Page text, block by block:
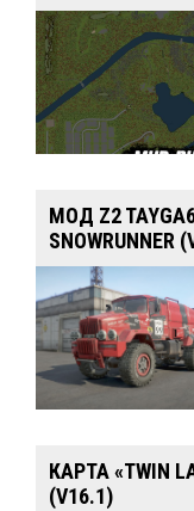
МОД Z2
SNOWRUNNER
КАРТА «TWIN
(V16.1)